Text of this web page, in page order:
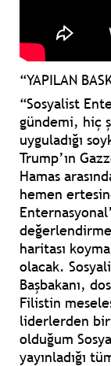
“YAPILAN
“Sosyalist
gündemi, hiç
uyguladığı
Trump’ın
Hamas
hemen
haritası
olacak.
Başbakanı,
Filistin
liderlerden
olduğum
yayınladığı